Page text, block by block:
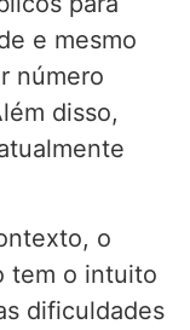
e mesmo
número
disso,
o
tem o intuito
dificuldades